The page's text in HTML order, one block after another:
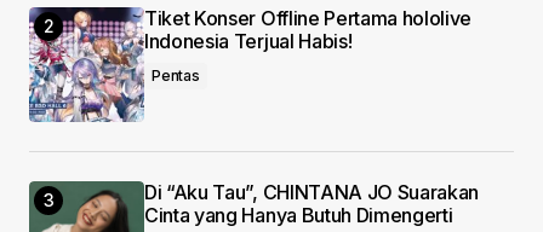
Tiket Konser Offline Pertama hololive
Indonesia Terjual Habis!
Pentas
Di “Aku Tau”, CHINTANA JO Suarakan
Cinta yang Hanya Butuh Dimengerti